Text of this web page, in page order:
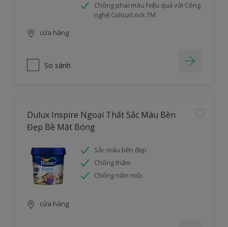
Chống phai màu hiệu quả với Công
nghệ ColourLock TM
cửa hàng
So sánh
Dulux Inspire Ngoại Thất Sắc Màu Bền
Đẹp Bề Mặt Bóng
Sắc màu bền đẹp
Chống thấm
Chống nấm mốc
cửa hàng